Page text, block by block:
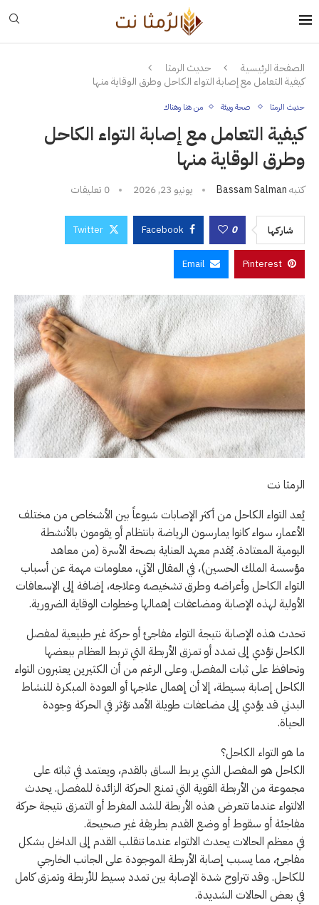
الصفحة الرئيسية
حديث الرمثا
كيفية التعامل مع إصابة التواء الكاحل وطرق الوقاية منها
حديث الرمثا صحة وبيئة من هنا وهناك
كيفية التعامل مع إصابة التواء الكاحل
وطرق الوقاية منها
كتبهBassam Salman يونيو 23, 2026 0 تعليقات
شاركها 0
Facebook
Twitter
Pinterest
Email
الرمثا نت
يُعد التواء الكاحل من أكثر الإصابات شيوعاً بين الأشخاص من مختلف
الأعمار، سواء كانوا يمارسون الرياضة بانتظام أو يقومون بالأنشطة
اليومية المعتادة. يُقدم معهد العناية بصحة الأسرة (من معاهد
مؤسسة الملك الحسين)، في المقال الآتي، معلومات مهمة عن أسباب
التواء الكاحل وأعراضه وطرق تشخيصه وعلاجه، إضافة إلى الإسعافات
الأولية لهذه الإصابة ومضاعفات إهمالها وخطوات الوقاية الضرورية.
تحدث هذه الإصابة نتيجة التواء مفاجئ أو حركة غير طبيعية لمفصل
الكاحل تؤدي إلى تمدد أو تمزق الأربطة التي تربط العظام ببعضها
وتحافظ على ثبات المفصل. وعلى الرغم من أن الكثيرين يعتبرون التواء
الكاحل إصابة بسيطة، إلا أن إهمال علاجها أو العودة المبكرة للنشاط
البدني قد يؤدي إلى مضاعفات طويلة الأمد تؤثر في الحركة وجودة
الحياة.
ما هو التواء الكاحل؟
الكاحل هو المفصل الذي يربط الساق بالقدم، ويعتمد في ثباته على
مجموعة من الأربطة القوية التي تمنع الحركة الزائدة للمفصل. يحدث
الالتواء عندما تتعرض هذه الأربطة للشد المفرط أو التمزق نتيجة حركة
مفاجئة أو سقوط أو وضع القدم بطريقة غير صحيحة.
في معظم الحالات يحدث الالتواء عندما تنقلب القدم إلى الداخل بشكل
مفاجئ، مما يسبب إصابة الأربطة الموجودة على الجانب الخارجي
للكاحل. وقد تتراوح شدة الإصابة بين تمدد بسيط للأربطة وتمزق كامل
في بعض الحالات الشديدة.